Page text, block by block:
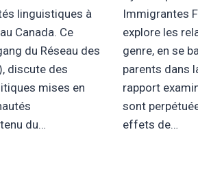
linguistiques à
Canada. Ce
du Réseau des
discute des
mises en
du…
Immigrantes
explore les
genre, en se
parents dans
rapport
sont
effets de…